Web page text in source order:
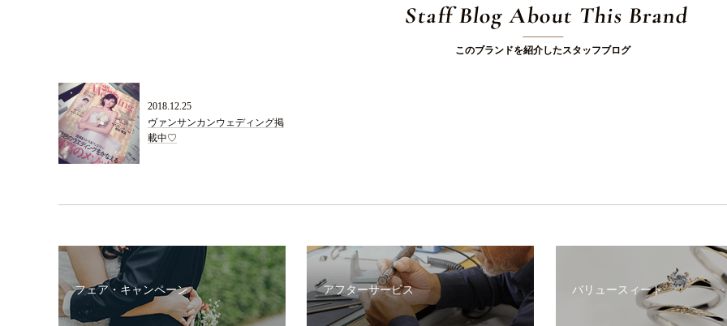
Staff Blog About This Brand
このブランドを紹介したスタッフブログ
2018.12.25
ヴァンサンカンウェディング掲
載中♡
フェア・キャンペーン アフターサービス バリュースィート